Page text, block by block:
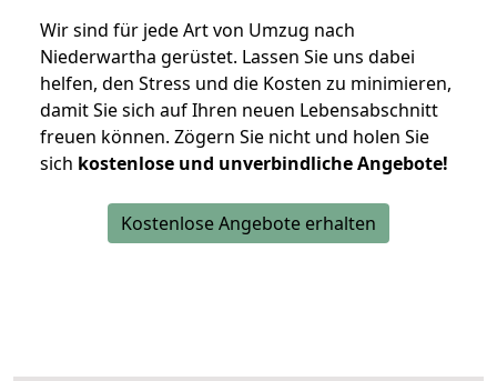
Wir sind für jede Art von Umzug nach
Niederwartha gerüstet. Lassen Sie uns dabei
helfen, den Stress und die Kosten zu minimieren,
damit Sie sich auf Ihren neuen Lebensabschnitt
freuen können. Zögern Sie nicht und holen Sie
sich kostenlose und unverbindliche Angebote!
Kostenlose Angebote erhalten